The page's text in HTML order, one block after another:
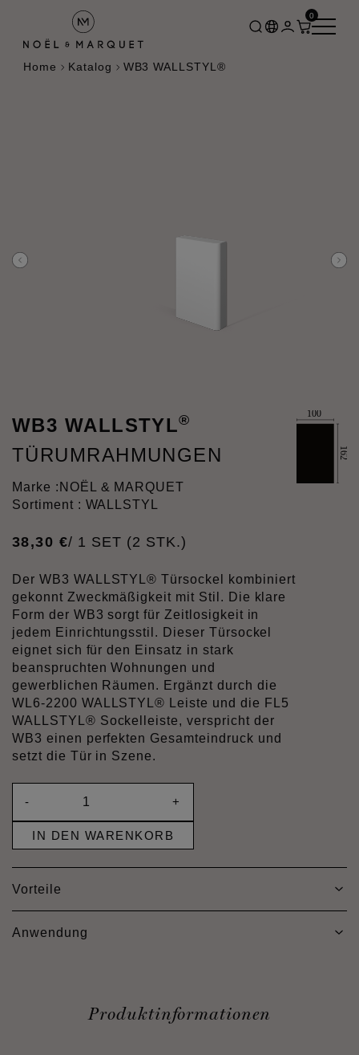
0
Home Katalog WB3 WALLSTYL®
WB3 WALLSTYL®
TÜRUMRAHMUNGEN
Marke : NOËL & MARQUET
Sortiment : WALLSTYL
38,30 €/ 1 SET (2 STK.)
Der WB3 WALLSTYL® Türsockel kombiniert
gekonnt Zweckmäßigkeit mit Stil. Die klare
Form der WB3 sorgt für Zeitlosigkeit in
jedem Einrichtungsstil. Dieser Türsockel
eignet sich für den Einsatz in stark
beanspruchten Wohnungen und
gewerblichen Räumen. Ergänzt durch die
WL6-2200 WALLSTYL® Leiste und die FL5
WALLSTYL® Sockelleiste, verspricht der
WB3 einen perfekten Gesamteindruck und
setzt die Tür in Szene.
- +
IN DEN WARENKORB
Vorteile
Anwendung
Produktinformationen